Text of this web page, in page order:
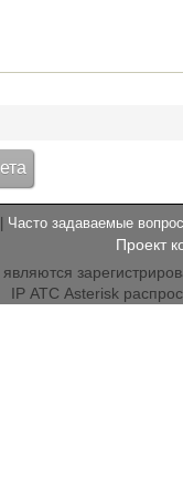
Часто задаваемые
Проект
являются
IP АТС Asterisk